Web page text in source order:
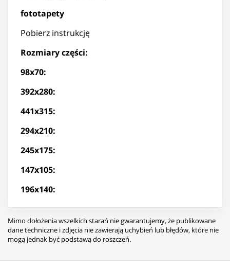
fototapety
Pobierz instrukcję
Rozmiary części:
98x70:
392x280:
441x315:
294x210:
245x175:
147x105:
196x140:
Mimo dołożenia wszelkich starań nie gwarantujemy, że publikowane
dane techniczne i zdjęcia nie zawierają uchybień lub błędów, które nie
mogą jednak być podstawą do roszczeń.